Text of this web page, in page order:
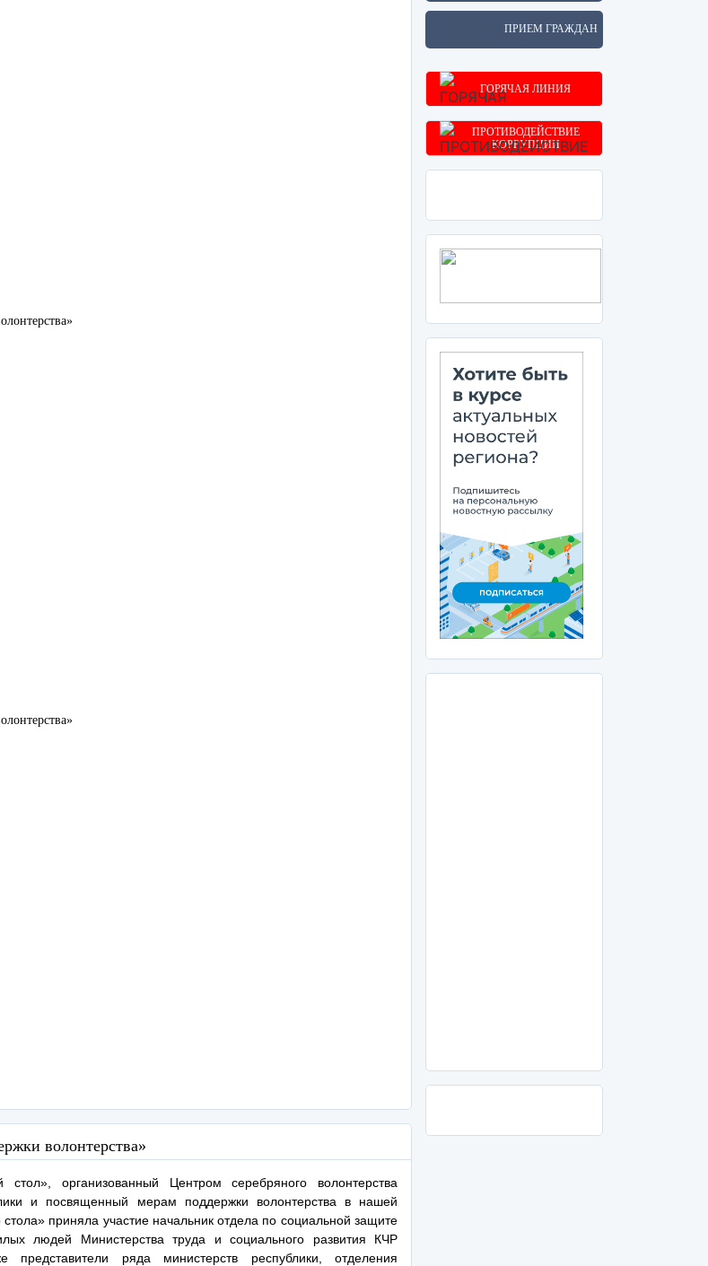
волонтерства»
стол», организованный Центром серебряного волонтерства
и посвященный мерам поддержки волонтерства в нашей
стола» приняла участие начальник отдела по социальной защите
людей Министерства труда и социального развития КЧР
ряда министерств республики, отделения
ПРИЕМ ГРАЖДАН
ГОРЯЧАЯ ЛИНИЯ
ПРОТИВОДЕЙСТВИЕ
КОРРУПЦИИ